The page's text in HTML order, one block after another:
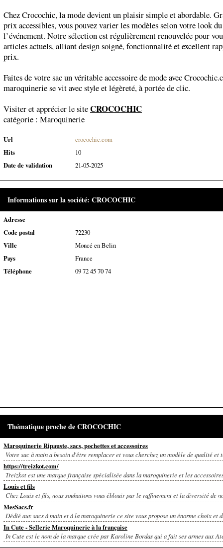
Chez Crocochic, la mode devient un plaisir simple et abordable.
prix accessibles, vous pouvez varier les modèles selon votre look
l’événement. Notre sélection est régulièrement renouvelée pour
articles actuels, alliant design soigné, fonctionnalité et excellent
prix.
Faites de votre sac un véritable accessoire de mode avec
maroquinerie se vit avec style et légèreté, à portée de clic.
Visiter et apprécier le siteCROCOCHIC
catégorie : Maroquinerie
Url
crocochic.com
Hits
10
Date de validation
21-05-2025
Informations sur la société: CROCOCHIC
Adresse
Code postal
72230
Ville
Moncé en Belin
Pays
France
Téléphone
09 72 45 70 74
Thématique proche de CROCOCHIC
Maroquinerie Ripauste, sacs, pochettes et accessoires
Votre sac à main a besoin d'être remplacer et vous cherchez un modèle de qualité et
https://treizkot.com/
Treizkot est une marque française spécialisée dans la maroquinerie et les
Louis et fils
Chez Louis et fils, nous souhaitons vous éblouir par le raffinement et la diversité de
MesSacs.fr
Dédié aux sacs à main et à la maroquinerie ce site vous propose un énorme choix et
In Cute - Sellerie Maroquinerie à la française
In Cute est le nom de la marque crée par Karoline Bordas qui a fait ses armes aux